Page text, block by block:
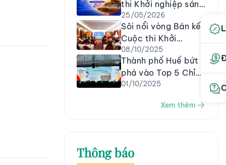
2026): BẬC ĐẠI TRÍ
TÀI VÀ DI SẢN BÁCH
KHOA CHO THẾ HỆ
HÔM NAY
thi Khởi nghiệp sáng
tạo thành phố Huế
năm 2026
25/05/2026
Sôi nổi vòng Bán kết
Cuộc thi Khởi
nghiệp sáng tạo
thành phố Huế năm
2025
08/10/2025
Thành phố Huế bứt
phá vào Top 5 Chỉ
số Đổi mới sáng tạo
năm 2025
01/10/2025
Xem thêm
Thông báo